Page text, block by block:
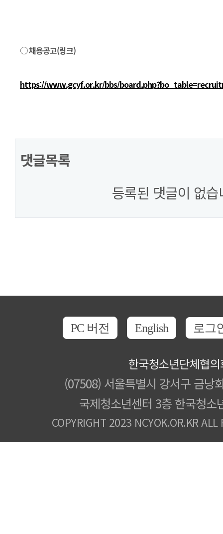
○ 채용공고(링크)
https://www.gcyf.or.kr/bbs/
댓글목록
등록된 댓글이 없습
PC 버전 English 로그
한국청소년단체협
(07508) 서울특별시 강서구 금낭
국제청소년센터 3층 한국청소
COPYRIGHT 2023 NCYOK.OR.KR ALL